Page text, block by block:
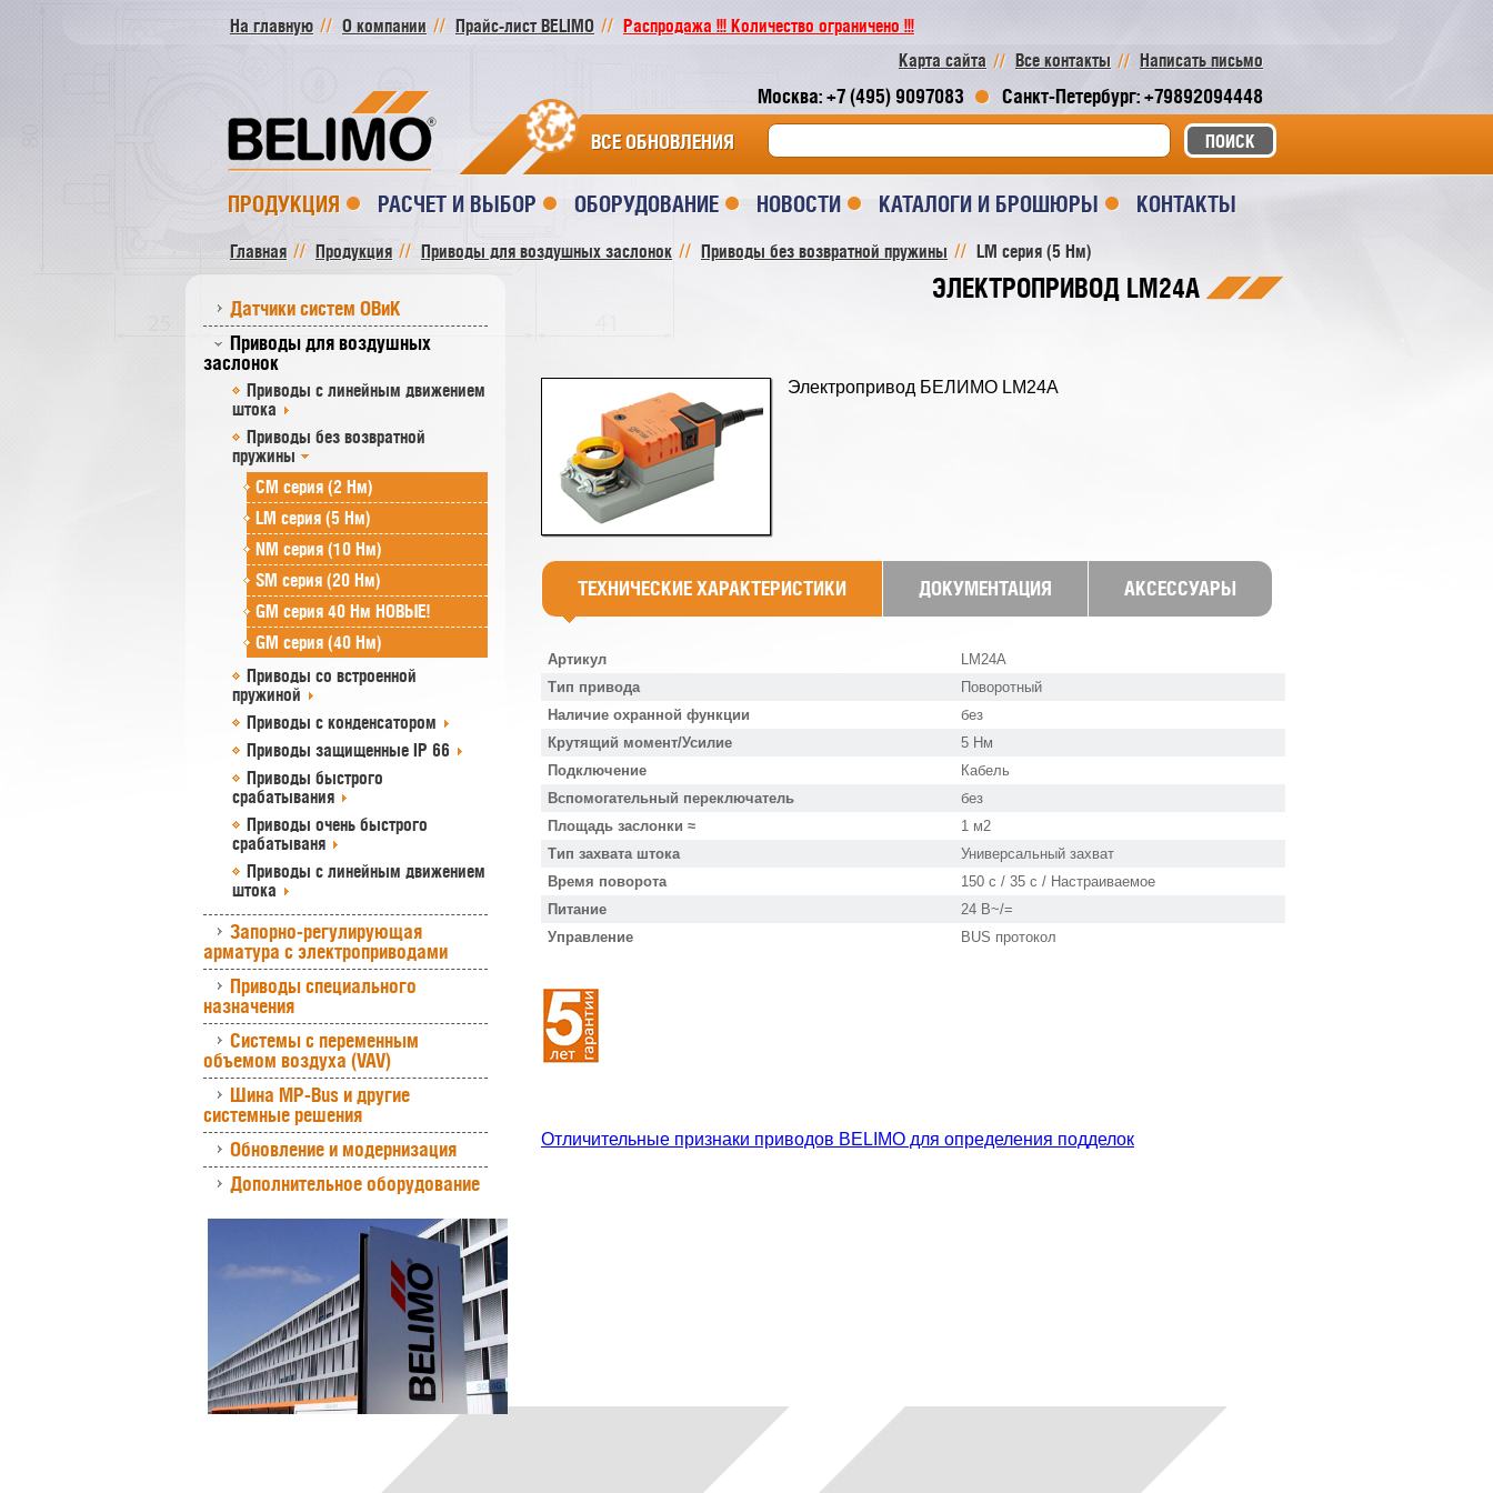
На главную О компании Прайс-лист BELIMO
Распродажа !!! Количество ограничено !!!
Карта сайта
Все контакты Написать письмо
Москва: +7 (495) 9097083
Санкт-Петербург: +79892094448
ВСЕ ОБНОВЛЕНИЯ
ПРОДУКЦИЯ РАСЧЕТ И ВЫБОР ОБОРУДОВАНИЕ НОВОСТИ КАТАЛОГИ И БРОШЮРЫ КОНТАКТЫ
Главная Продукция Приводы для воздушных заслонок Приводы без возвратной пружины LM серия (5 Нм)
Датчики систем ОВиК
Приводы для воздушных
заслонок
Приводы с линейным движением
штока
Приводы без возвратной
пружины
СM серия (2 Нм)
LM серия (5 Нм)
NM серия (10 Нм)
SM серия (20 Нм)
GM серия 40 Нм НОВЫЕ!
GM серия (40 Нм)
Приводы со встроенной
пружиной
Приводы с конденсатором
Приводы защищенные IP 66
Приводы быстрого
срабатывания
Приводы очень быстрого
срабатываня
Приводы с линейным движением
штока
Запорно-регулирующая
арматура с электроприводами
Приводы специального
назначения
Системы с переменным
объемом воздуха (VAV)
Шина MP-Bus и другие
системные решения
Обновление и модернизация
Дополнительное оборудование
ЭЛЕКТРОПРИВОД LM24A
Электропривод БЕЛИМО LM24A
ТЕХНИЧЕСКИЕ ХАРАКТЕРИСТИКИ ДОКУМЕНТАЦИЯ АКСЕССУАРЫ
Артикул
LM24A
Тип привода
Поворотный
Наличие охранной функции
без
Крутящий момент/Усилие
5 Нм
Подключение
Кабель
Вспомогательный переключатель
без
Площадь заслонки ≈
1 м2
Тип захвата штока
Универсальный захват
Время поворота
150 с / 35 с / Настраиваемое
Питание
24 В~/=
Управление
BUS протокол
Отличительные признаки приводов BELIMO для определения подделок